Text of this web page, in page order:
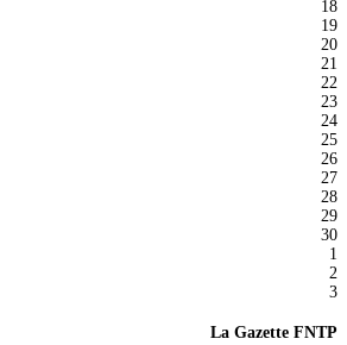
18
19
20
21
22
23
24
25
26
27
28
29
30
1
2
3
La Gazette FNTP